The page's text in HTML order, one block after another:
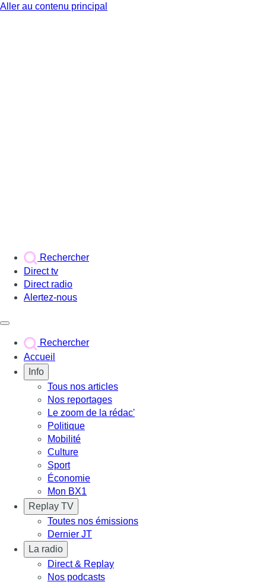
Aller au contenu principal
Rechercher
Direct tv
Direct radio
Alertez-nous
Rechercher
Accueil
Info
Tous nos articles
Nos reportages
Le zoom de la rédac'
Politique
Mobilité
Culture
Sport
Économie
Mon BX1
Replay TV
Toutes nos émissions
Dernier JT
La radio
Direct & Replay
Nos podcasts